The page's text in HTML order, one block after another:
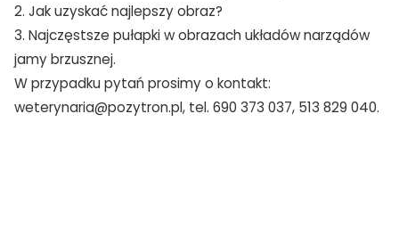
2. Jak uzyskać najlepszy obraz?
3. Najczęstsze pułapki w obrazach układów narządów
jamy brzusznej.
W przypadku pytań prosimy o kontakt:
weterynaria@pozytron.pl, tel. 690 373 037, 513 829 040.